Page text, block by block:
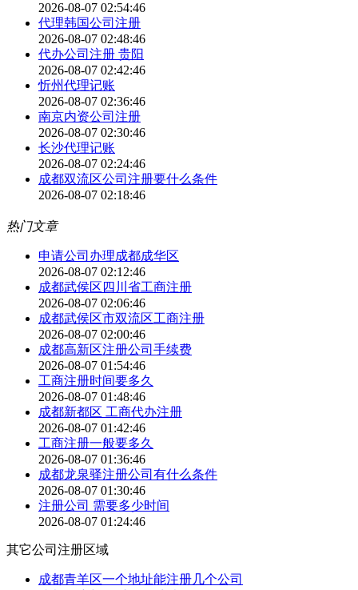
2026-08-07 02:54:46
代理韩国公司注册
2026-08-07 02:48:46
代办公司注册 贵阳
2026-08-07 02:42:46
忻州代理记账
2026-08-07 02:36:46
南京内资公司注册
2026-08-07 02:30:46
长沙代理记账
2026-08-07 02:24:46
成都双流区公司注册要什么条件
2026-08-07 02:18:46
热门文章
申请公司办理成都成华区
2026-08-07 02:12:46
成都武侯区四川省工商注册
2026-08-07 02:06:46
成都武侯区市双流区工商注册
2026-08-07 02:00:46
成都高新区注册公司手续费
2026-08-07 01:54:46
工商注册时间要多久
2026-08-07 01:48:46
成都新都区 工商代办注册
2026-08-07 01:42:46
工商注册一般要多久
2026-08-07 01:36:46
成都龙泉驿注册公司有什么条件
2026-08-07 01:30:46
注册公司 需要多少时间
2026-08-07 01:24:46
其它公司注册区域
成都青羊区一个地址能注册几个公司